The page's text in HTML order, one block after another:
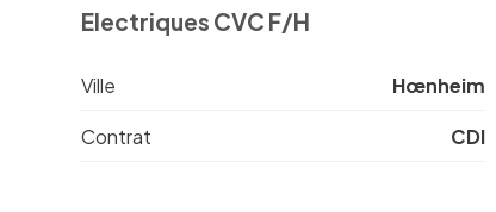
Electriques CVC F/H
Ville Hœnheim
Contrat CDI